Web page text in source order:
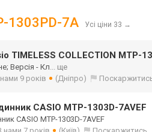
1303PD-7A Усі ціни 33 →
TIMELESS COLLECTION MTP-
Версія - Кл... ще
9 років (Дніпро)
CASIO MTP-1303D-7AVEF
CASIO MTP-1303D-7AVEF